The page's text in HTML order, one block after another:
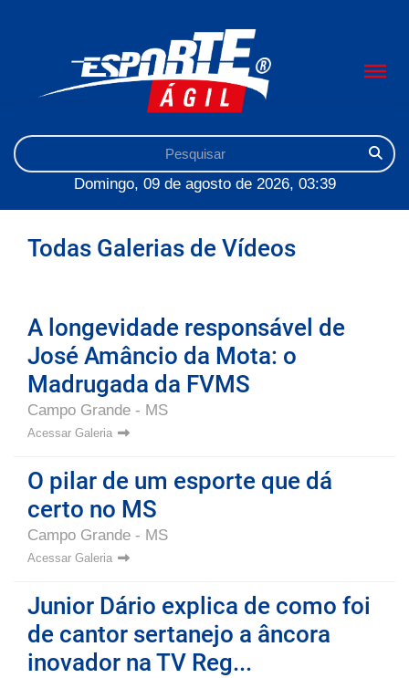
Domingo, 09 de agosto de 2026, 03:39
Todas Galerias de Vídeos
A longevidade responsável de
José Amâncio da Mota: o
Madrugada da FVMS
Campo Grande - MS
Acessar Galeria
O pilar de um esporte que dá
certo no MS
Campo Grande - MS
Acessar Galeria
Junior Dário explica de como foi
de cantor sertanejo a âncora
inovador na TV Reg...